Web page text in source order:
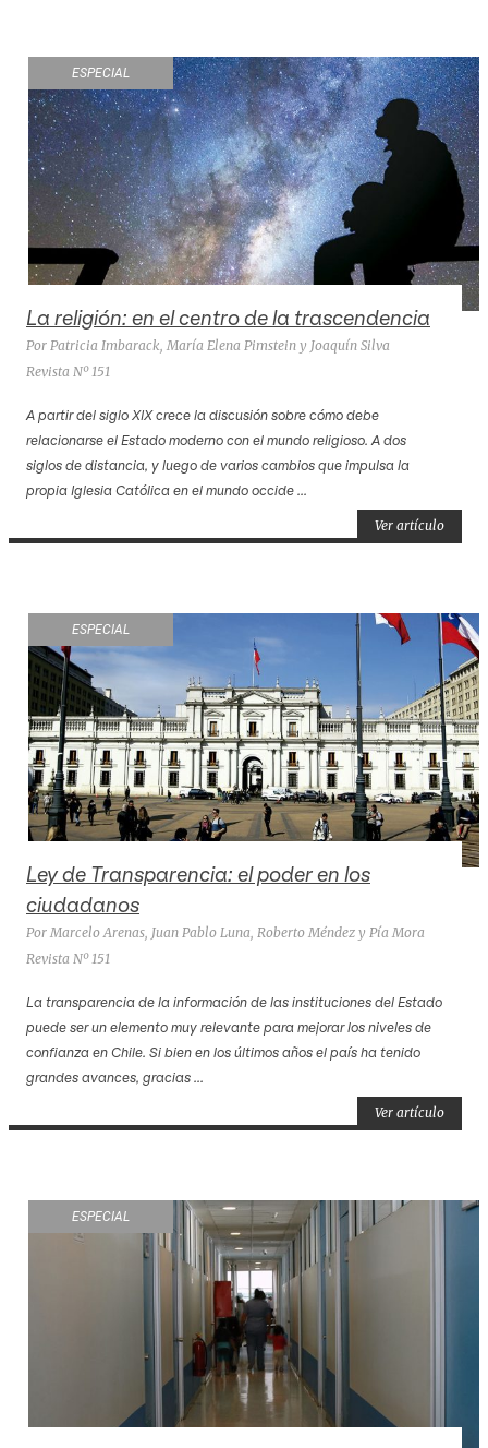
ESPECIAL
La religión: en el centro de la trascendencia
Por Patricia Imbarack, María Elena Pimstein y Joaquín Silva
Revista Nº 151
A partir del siglo XIX crece la discusión sobre cómo debe
relacionarse el Estado moderno con el mundo religioso. A dos
siglos de distancia, y luego de varios cambios que impulsa la
propia Iglesia Católica en el mundo occide ...
Ver artículo
ESPECIAL
Ley de Transparencia: el poder en los
ciudadanos
Por Marcelo Arenas, Juan Pablo Luna, Roberto Méndez y Pía Mora
Revista Nº 151
La transparencia de la información de las instituciones del Estado
puede ser un elemento muy relevante para mejorar los niveles de
confianza en Chile. Si bien en los últimos años el país ha tenido
grandes avances, gracias ...
Ver artículo
ESPECIAL